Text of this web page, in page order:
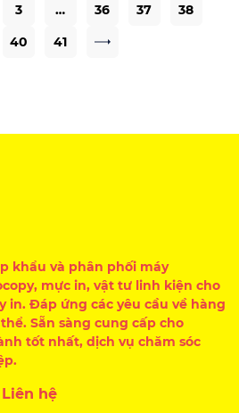
3 … 36 37
38
40 41
khẩu và phân phối máy
mực in, vật tư linh kiện cho
in. Đáp ứng các yêu cầu về hàng
Sẵn sàng cung cấp cho
tốt nhất, dịch vụ chăm sóc
Liên hệ